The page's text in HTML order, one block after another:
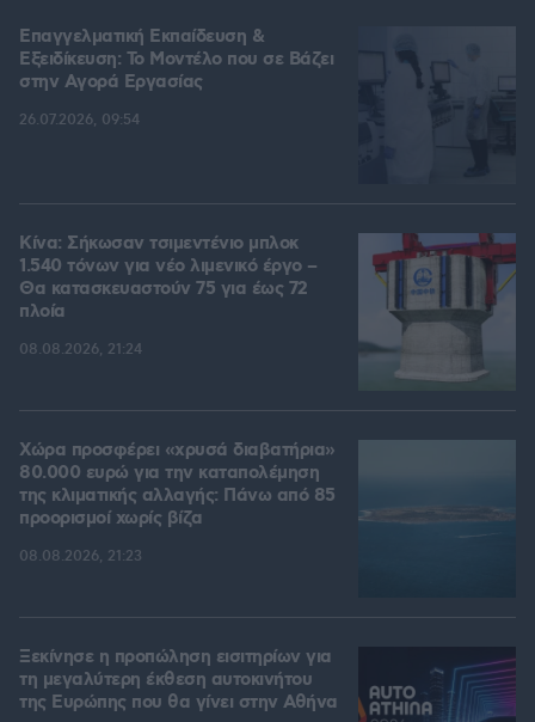
Επαγγελματική Εκπαίδευση &
Εξειδίκευση: Το Mοντέλο που σε Bάζει
στην Aγορά Eργασίας
26.07.2026, 09:54
Κίνα: Σήκωσαν τσιμεντένιο μπλοκ
1.540 τόνων για νέο λιμενικό έργο –
Θα κατασκευαστούν 75 για έως 72
πλοία
08.08.2026, 21:24
Χώρα προσφέρει «χρυσά διαβατήρια»
80.000 ευρώ για την καταπολέμηση
της κλιματικής αλλαγής: Πάνω από 85
προορισμοί χωρίς βίζα
08.08.2026, 21:23
Ξεκίνησε η προπώληση εισιτηρίων για
τη μεγαλύτερη έκθεση αυτοκινήτου
της Ευρώπης που θα γίνει στην Αθήνα